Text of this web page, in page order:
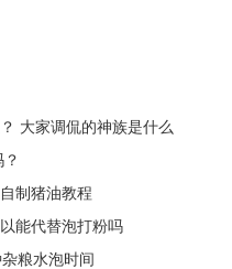
大家调侃的神族是什么
制猪油教程
能代替泡打粉吗
粮水泡时间